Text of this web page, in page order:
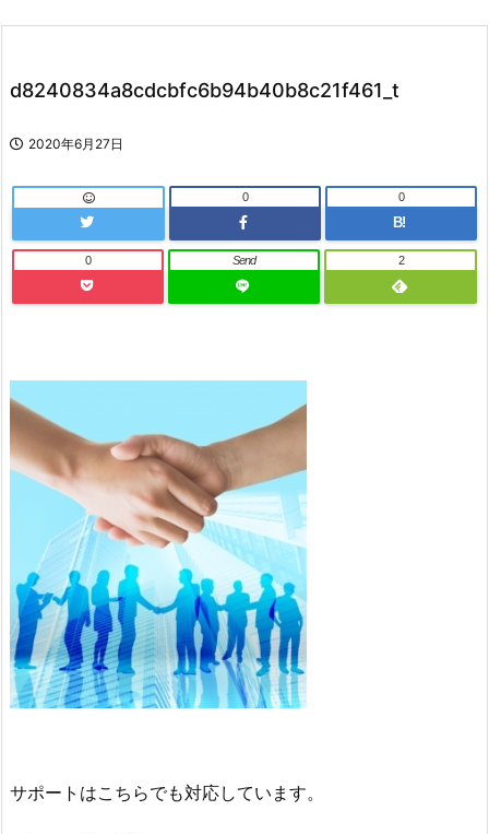
d8240834a8cdcbfc6b94b40b8c21f461_t
2020年6月27日
0
B!
0
0 Send 2
サポートはこちらでも対応しています。